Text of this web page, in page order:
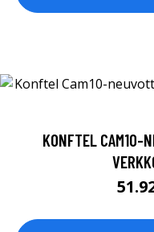
KONFTEL CAM10-